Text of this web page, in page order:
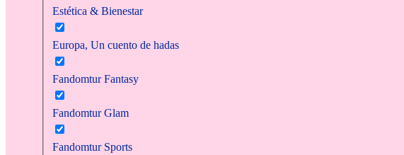
Estética & Bienestar
Europa, Un cuento de hadas
Fandomtur Fantasy
Fandomtur Glam
Fandomtur Sports